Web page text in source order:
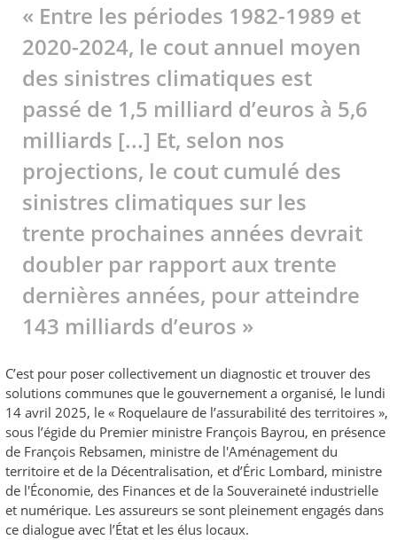
« Entre les périodes 1982-1989 et
2020-2024, le cout annuel moyen
des sinistres climatiques est
passé de 1,5 milliard d’euros à 5,6
milliards [...] Et, selon nos
projections, le cout cumulé des
sinistres climatiques sur les
trente prochaines années devrait
doubler par rapport aux trente
dernières années, pour atteindre
143 milliards d’euros »
C’est pour poser collectivement un diagnostic et trouver des
solutions communes que le gouvernement a organisé, le lundi
14 avril 2025, le « Roquelaure de l’assurabilité des territoires »,
sous l’égide du Premier ministre François Bayrou, en présence
de François Rebsamen, ministre de l'Aménagement du
territoire et de la Décentralisation, et d’Éric Lombard, ministre
de l'Économie, des Finances et de la Souveraineté industrielle
et numérique. Les assureurs se sont pleinement engagés dans
ce dialogue avec l’État et les élus locaux.